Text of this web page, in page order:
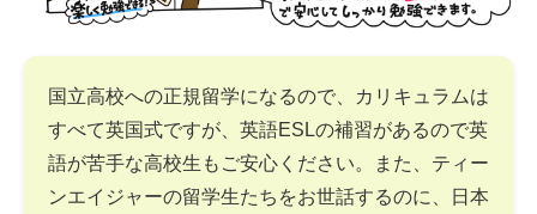
国立高校への正規留学になるので、カリキュラムは
すべて英国式ですが、英語ESLの補習があるので英
語が苦手な高校生もご安心ください。また、ティー
ンエイジャーの留学生たちをお世話するのに、日本